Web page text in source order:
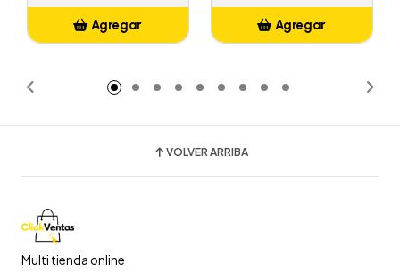
Agregar Agregar
VOLVER ARRIBA
Multi tienda online